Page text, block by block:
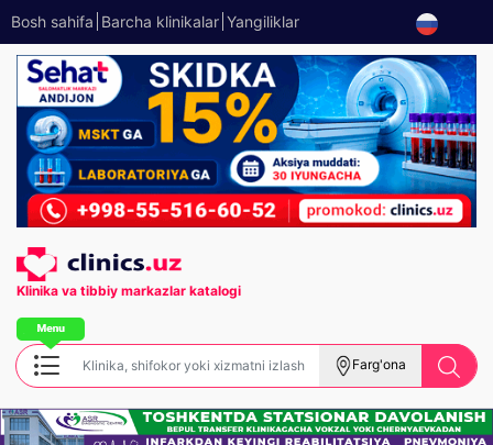
Bosh sahifa Barcha klinikalar Yangiliklar
Klinika va tibbiy markazlar katalogi
Farg'ona